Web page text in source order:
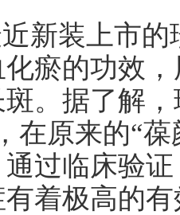
装上市的
瘀的功效
。据了解
在原来的“
过临床验
着极高的